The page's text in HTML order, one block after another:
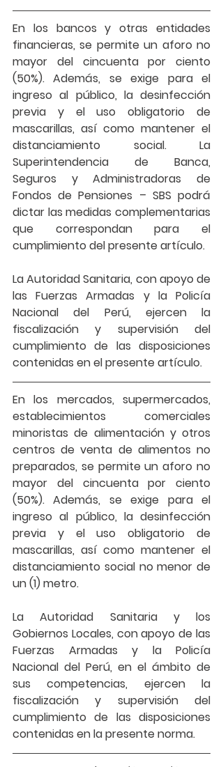
En los bancos y otras entidades
financieras, se permite un aforo no
mayor del cincuenta por ciento
(50%). Además, se exige para el
ingreso al público, la desinfección
previa y el uso obligatorio de
mascarillas, así como mantener el
distanciamiento social. La
Superintendencia de Banca,
Seguros y Administradoras de
Fondos de Pensiones – SBS podrá
dictar las medidas complementarias
que correspondan para el
cumplimiento del presente artículo.
La Autoridad Sanitaria, con apoyo de
las Fuerzas Armadas y la Policía
Nacional del Perú, ejercen la
fiscalización y supervisión del
cumplimiento de las disposiciones
contenidas en el presente artículo.
En los mercados, supermercados,
establecimientos comerciales
minoristas de alimentación y otros
centros de venta de alimentos no
preparados, se permite un aforo no
mayor del cincuenta por ciento
(50%). Además, se exige para el
ingreso al público, la desinfección
previa y el uso obligatorio de
mascarillas, así como mantener el
distanciamiento social no menor de
un (1) metro.
La Autoridad Sanitaria y los
Gobiernos Locales, con apoyo de las
Fuerzas Armadas y la Policía
Nacional del Perú, en el ámbito de
sus competencias, ejercen la
fiscalización y supervisión del
cumplimiento de las disposiciones
contenidas en la presente norma.